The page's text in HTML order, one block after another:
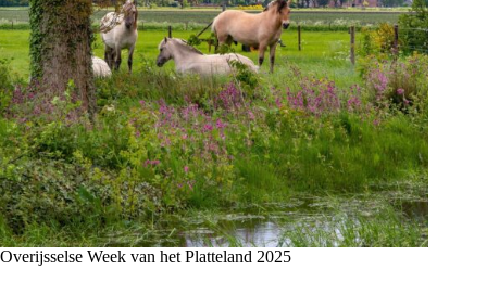
Overijsselse Week van het Platteland 2025